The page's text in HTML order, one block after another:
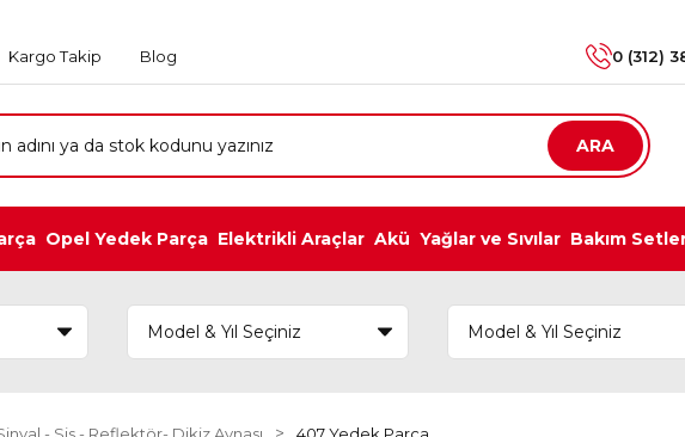
Kargo Takip Blog 0 (312)
ARA
Opel Yedek Parça Elektrikli Araçlar Akü Yağlar ve Sıvılar Bakım